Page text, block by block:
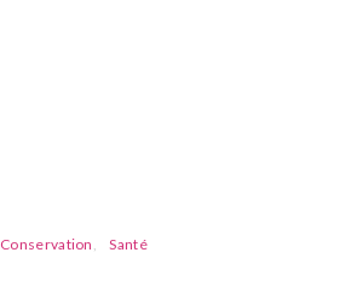
Conservation Santé